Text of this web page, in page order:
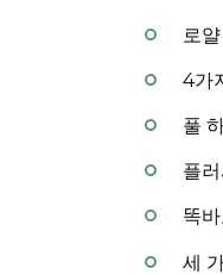
로
4가
풀
플
똑
세